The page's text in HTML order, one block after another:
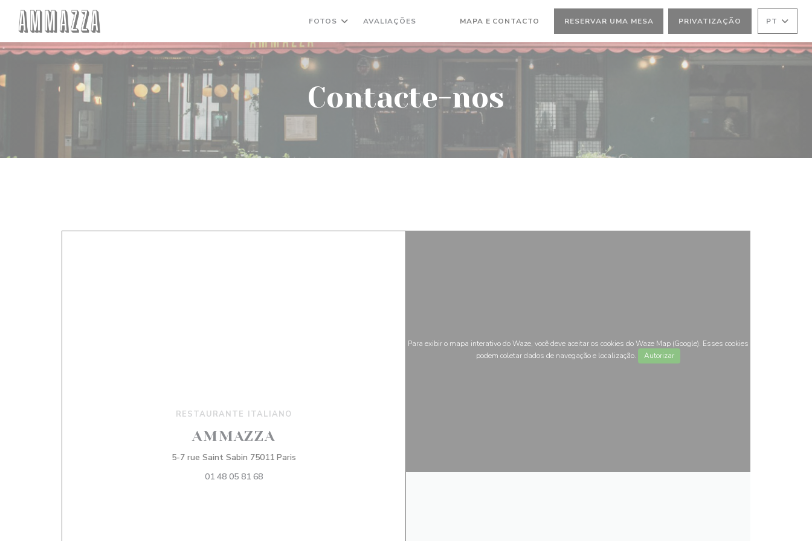
Painel de Gerenciamento de Cookies
FOTOS AVALIAÇÕES MAPA E CONTACTO RESERVAR UMA MESA PRIVATIZAÇÃO PT
Contacte-nos
RESTAURANTE ITALIANO
AMMAZZA
5-7 rue Saint Sabin 75011 Paris
01 48 05 81 68
Para exibir o mapa interativo do Waze, você deve aceitar os cookies do Waze Map (Google). Esses cookies
podem coletar dados de navegação e localização.
Autorizar